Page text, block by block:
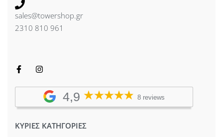
sales@towershop.gr
2310 810 961
4,9 8 reviews
ΚΥΡΙΕΣ ΚΑΤΗΓΟΡΙΕΣ